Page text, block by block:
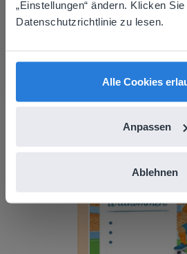
„Einstellungen“ ändern. Klicken
Datenschutzrichtlinie zu lesen.
Alle Cookies
Anpassen
Ablehnen
Lektion
Tagesplaner:
prefer to visit our English
English